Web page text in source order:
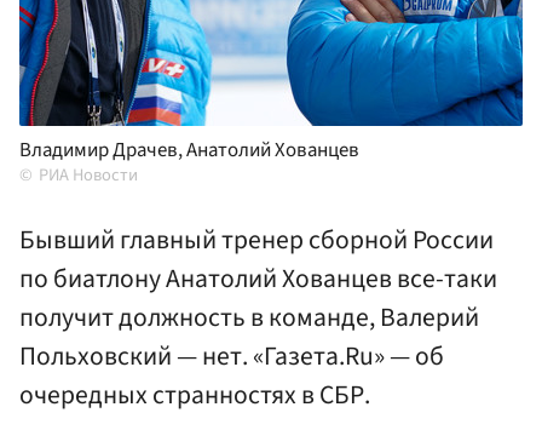
Владимир Драчев, Анатолий Хованцев
РИА Новости
Бывший главный тренер сборной России
по биатлону Анатолий Хованцев все-таки
получит должность в команде, Валерий
Польховский — нет. «Газета.Ru» — об
очередных странностях в СБР.